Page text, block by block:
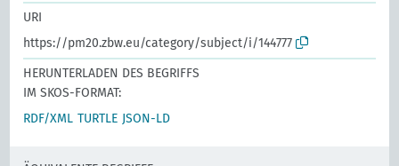
URI
https://pm20.zbw.eu/category/subject/i/144777
HERUNTERLADEN DES BEGRIFFS
IM SKOS-FORMAT:
RDF/XML TURTLE JSON-LD